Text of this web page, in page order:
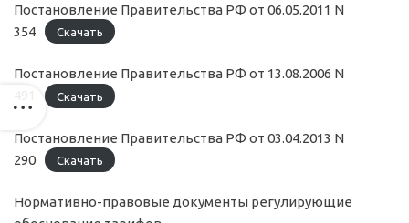
Постановление Правительства РФ от 06.05.2011 N
354
Скачать
Постановление Правительства РФ от 13.08.2006 N
Скачать
Постановление Правительства РФ от 03.04.2013 N
290
Скачать
Нормативно-правовые документы регулирующие